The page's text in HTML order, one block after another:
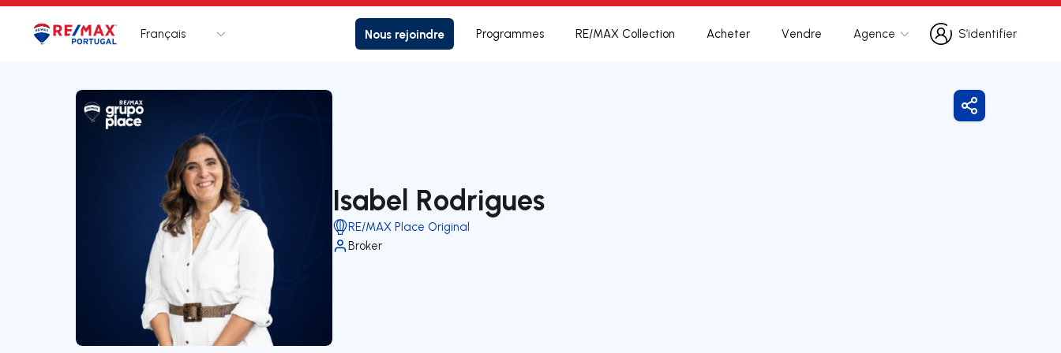
Logo Aller à la page d’accueil
Français Nous rejoindre Programmes RE/MAX Collection Acheter Vendre Agence
S’identifier
S’identifier
Isabel Rodrigues
RE/MAX Place Original
Broker
Partager